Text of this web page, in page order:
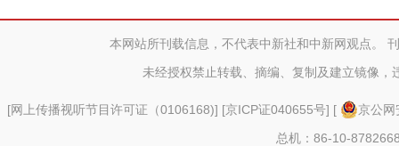
讲座本网站所刊载信息，不代表中新社和中新网观点。
未经授权禁止转载、摘编、复制及建立镜像，
[网上传播视听节目许可证（0106168)] [京ICP证040655号] [
京公
总机：86-10-